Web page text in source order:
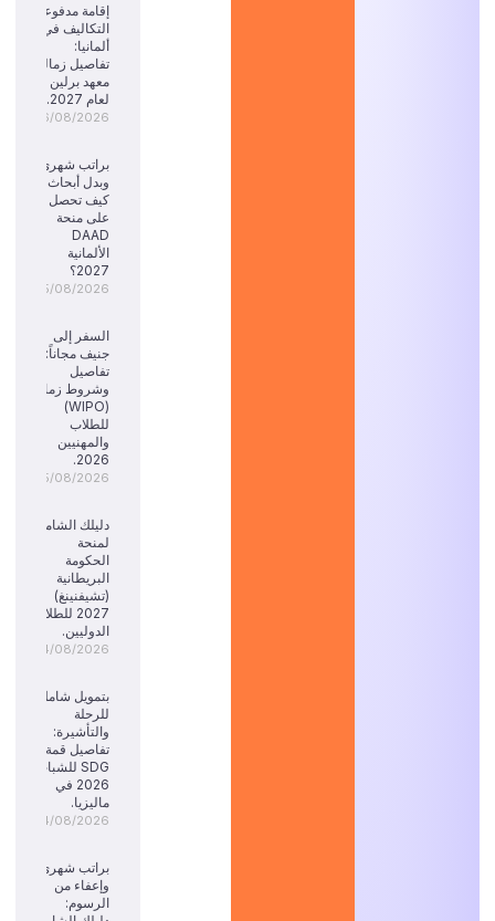
إقامة مدفوعة
التكاليف في
ألمانيا:
تفاصيل زمالة
معهد برلين
لعام 2027.
06/08/2026
براتب شهري
وبدل أبحاث:
كيف تحصل
على منحة
DAAD
الألمانية
2027؟
05/08/2026
السفر إلى
جنيف مجاناً:
تفاصيل
وشروط زمالة
(WIPO)
للطلاب
والمهنيين
2026.
05/08/2026
دليلك الشامل
لمنحة
الحكومة
البريطانية
(تشيفنينغ)
2027 للطلاب
الدوليين.
04/08/2026
بتمويل شامل
للرحلة
والتأشيرة:
تفاصيل قمة
SDG للشباب
2026 في
ماليزيا.
04/08/2026
براتب شهري
وإعفاء من
الرسوم: